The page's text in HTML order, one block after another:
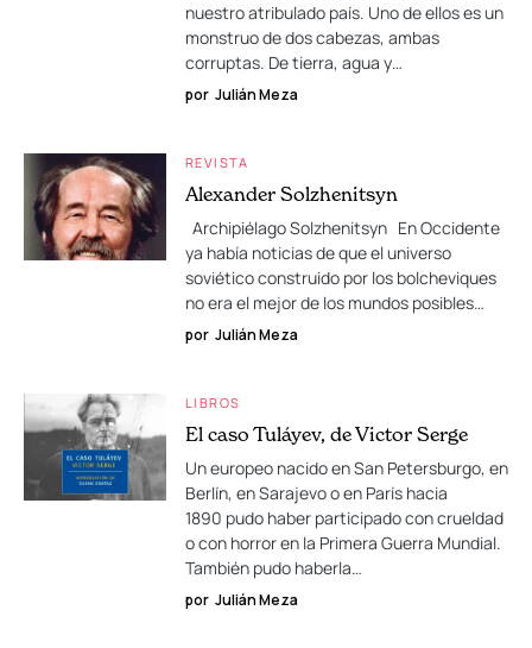
nuestro atribulado país. Uno de ellos es un
monstruo de dos cabezas, ambas
corruptas. De tierra, agua y…
por Julián Meza
REVISTA
Alexander Solzhenitsyn
Archipiélago Solzhenitsyn En Occidente
ya había noticias de que el universo
soviético construido por los bolcheviques
no era el mejor de los mundos posibles…
por Julián Meza
LIBROS
El caso Tuláyev, de Victor Serge
Un europeo nacido en San Petersburgo, en
Berlín, en Sarajevo o en París hacia
1890 pudo haber participado con crueldad
o con horror en la Primera Guerra Mundial.
También pudo haberla…
por Julián Meza